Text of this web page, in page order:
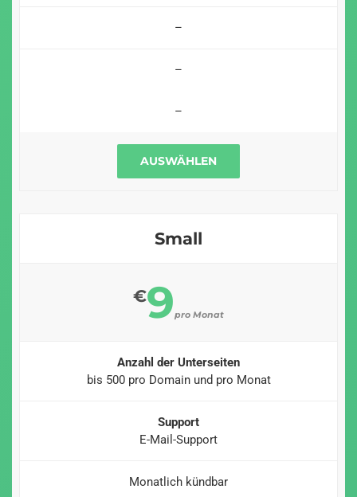
–
–
–
AUSWÄHLEN
Small
€9pro Monat
Anzahl der Unterseiten
bis 500 pro Domain und pro Monat
Support
E-Mail-Support
Monatlich kündbar